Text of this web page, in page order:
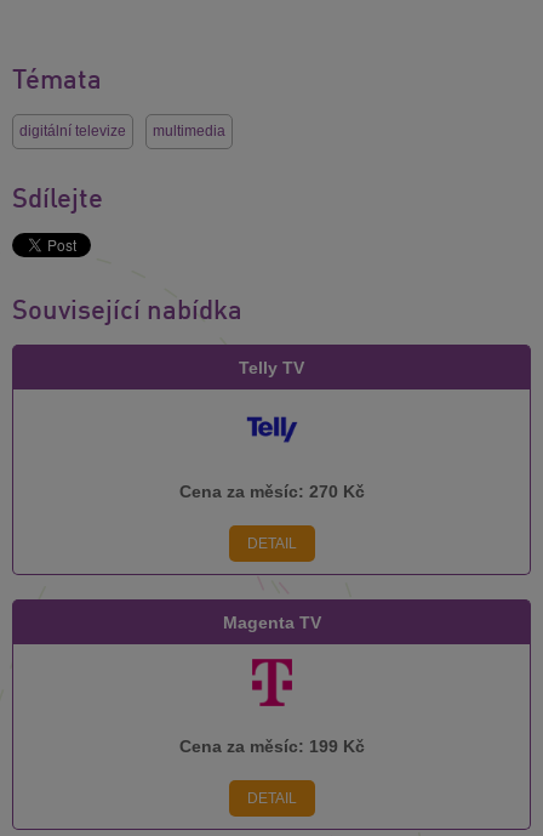
Témata
digitální televize multimedia
Sdílejte
Související nabídka
Telly TV
Cena za měsíc: 270 Kč
DETAIL
Magenta TV
Cena za měsíc: 199 Kč
DETAIL